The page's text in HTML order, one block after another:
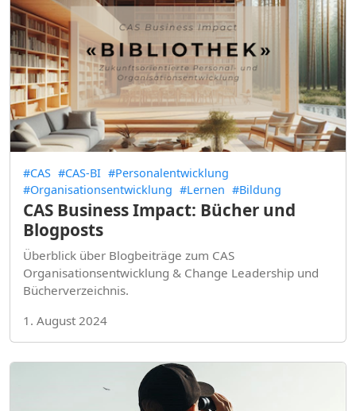
#CAS #CAS-BI #Personalentwicklung
#Organisationsentwicklung #Lernen #Bildung
CAS Business Impact: Bücher und
Blogposts
Überblick über Blogbeiträge zum CAS
Organisationsentwicklung & Change Leadership und
Bücherverzeichnis.
1. August 2024